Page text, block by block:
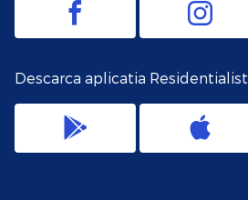
Descarca aplicatia Residentialist